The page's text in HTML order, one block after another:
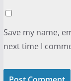
Save my name,
next time I